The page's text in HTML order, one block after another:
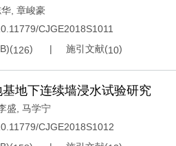
章峻豪
CJGE2018S1011
126) 施引文献(10)
地下连续墙浸水试验研究
盛 马学宁
CJGE2018S1012